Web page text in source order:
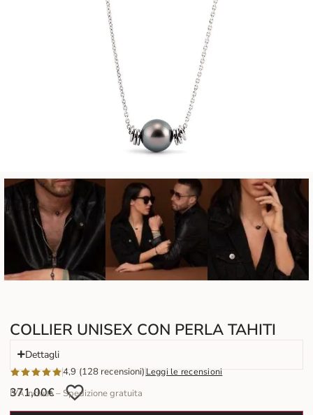
COLLIER UNISEX CON PERLA TAHITI
Dettagli
4,9 (128 recensioni)Leggi le recensioni
371,00€
IVA inclusa – Spedizione gratuita